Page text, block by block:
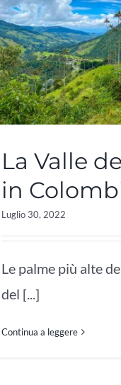
La Valle
in
Luglio 30, 2022
Le palme più alte
del [...]
Continua a leggere